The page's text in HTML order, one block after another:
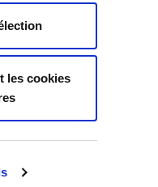
les cookies